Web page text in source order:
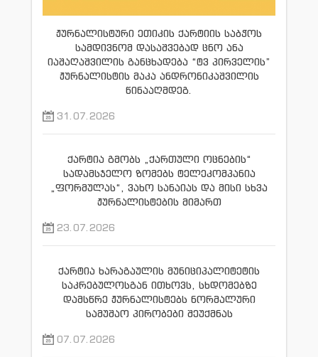
ჟურნალისტური ეთიკის ქარტიის საბჭოს
სამდივნომ დასაშვებად ცნო ანა
იაშაღაშვილის განცხადება “ტვ პირველის”
ჟურნალისტის მაკა ანდრონიკაშვილის
წინააღმდეგ.
31.07.2026
ქარტია გმობს „ქართული ოცნების“
სადამსჯელო ზომებს ტელეკომპანია
„ფორმულას“, ვახო სანაიას და მისი სხვა
ჟურნალისტების მიმართ
23.07.2026
ქარტია ხარაგაულის მუნიციპალიტეტის
საკრებულოსგან ითხოვს, სხდომებზე
დამსწრე ჟურნალისტებს ნორმალური
სამუშაო პირობები შეუქმნას
07.07.2026